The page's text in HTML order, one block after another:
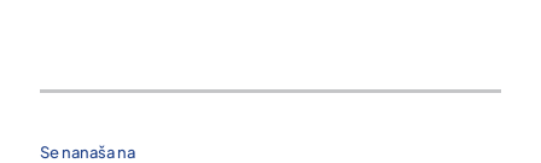
Se nanaša na